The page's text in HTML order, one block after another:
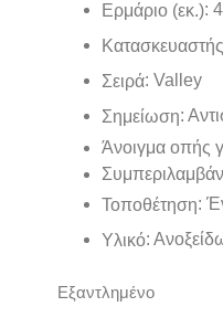
Ερμάριο (εκ.):
Κατασκευαστής
Σειρά: Valley
Σημείωση:
Άνοιγμα οπής
Τοποθέτηση:
Υλικό:
Εξαντλημένο